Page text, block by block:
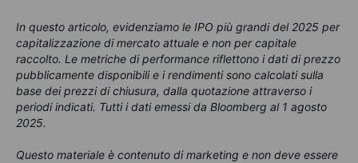
In questo articolo, evidenziamo le IPO più grandi del 2025 per
capitalizzazione di mercato attuale e non per capitale
raccolto. Le metriche di performance riflettono i dati di prezzo
pubblicamente disponibili e i rendimenti sono calcolati sulla
base dei prezzi di chiusura, dalla quotazione attraverso i
periodi indicati. Tutti i dati emessi da Bloomberg al 1 agosto
2025.
Questo materiale è contenuto di marketing e non deve essere